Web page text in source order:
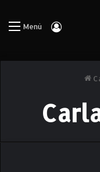
Menú Iniciar